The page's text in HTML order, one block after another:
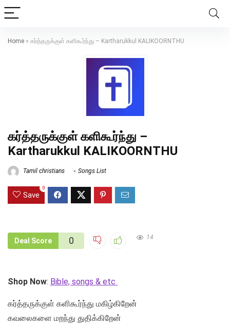
Home » கர்த்தருக்குள் களிகூர்ந்து – Kartharukkul KALIKOORNTHU
கர்த்தருக்குள் களிகூர்ந்து –
Kartharukkul KALIKOORNTHU
Tamil christians Songs List
Save
0
Deal Score 0 14
Shop Now: Bible, songs & etc
கர்த்தருக்குள் களிகூர்ந்து மகிழ்கிறேன்
கவலைகளை மறந்து துதிக்கிறேன்